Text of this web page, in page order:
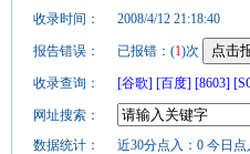
收录时间： 2008/4/12 21:18:40
报告错误： 已报错：(1)次
收录查询： [谷歌] [百度] [8603]
网址搜索：
数据统计：
近30分点入：0 今日